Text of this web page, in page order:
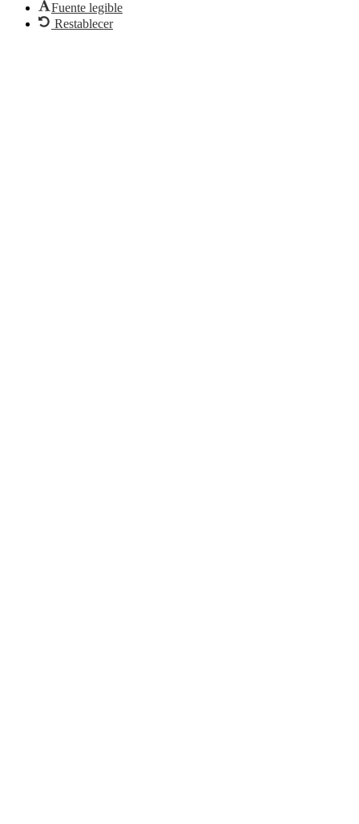
Fuente legible
Restablecer